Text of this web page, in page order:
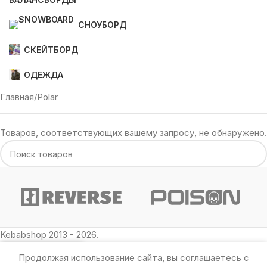
СНОУБОРД
СКЕЙТБОРД
ОДЕЖДА
Главная Polar
Товаров, соответствующих вашему запросу, не обнаружено.
Kebabshop 2013 - 2026.
Продолжая использование сайта, вы соглашаетесь с